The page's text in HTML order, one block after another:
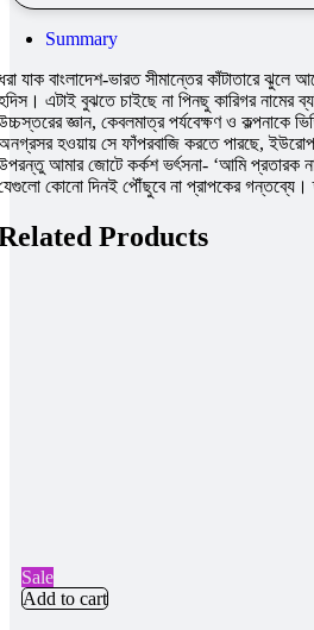
Summary
যাক বাংলাদেশ-ভারত সীমান্তের কাঁটাতারে
এটাই বুঝতে চাইছে না পিনছু কারিগর নামের
জ্ঞান, কেবলমাত্র পর্যবেক্ষণ ও কল্পনাকে
হওয়ায় সে ফাঁপরবাজি করতে পারছে, ইউরোপ-
আমার জোটে কর্কশ ভর্ৎসনা- ‘আমি প্রতারক
কোনো দিনই পৌঁছুবে না প্রাপকের গন্তব্যে। তবু
Products
Sale
Add to cart